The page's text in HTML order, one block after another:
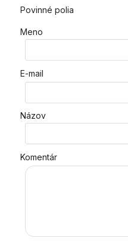
Povinné polia
Meno
E-mail
Názov
Komentár